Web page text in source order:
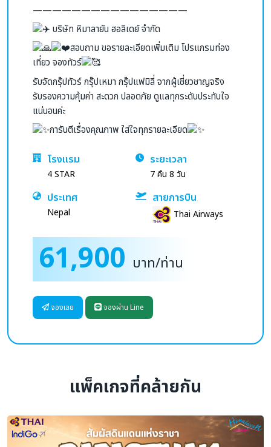
————————————————
บริษัท หิมาลายัน ฮอลิเดย์ จำกัด
สอบถาม ขอรายละเอียดเพิ่มเติม โปรแกรมท่อง
เที่ยว จองทัวร์
รับจัดกรุ๊ปทัวร์ กรุ๊ปเหมา กรุ๊ปแฟมิลี่ จากผู้เชี่ยวชาญจริง
รับรองความคุ้มค่า สะดวก ปลอดภัย ดูแลทุกระดับประทับใจ
แน่นอนค่ะ
การันตีเรื่องคุณภาพ ใส่ใจทุกรายละเอียด
โรงแรม
4 STAR
ระยะเวลา
7 คืน 8 วัน
ประเทศ
Nepal
สายการบิน
Thai Airways
61,900 บาท/ท่าน
จองเลย จองผ่าน Line
แพ็คเกจที่คล้ายกัน